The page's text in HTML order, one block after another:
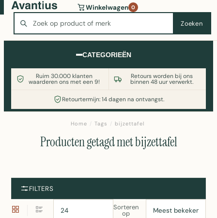
Zoeken
Winkelwagen 0
CATEGORIEËN
Ruim 30.000 klanten
waarderen ons met een 9!
Retours worden bij ons
binnen 48 uur verwerkt.
Retourtermijn: 14 dagen na ontvangst.
Wasmachine of koelkast nodig? Vergelijk alle prijzen op
Witgoedaanbod.nl
Home / Tags / bijzettafel
Producten getagd met bijzettafel
FILTERS
Sorteren
op